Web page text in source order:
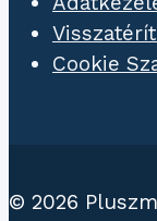
Cookie
© 2026